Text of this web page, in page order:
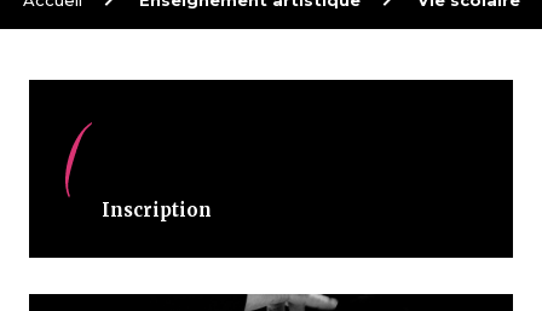
Fil
d'Arianne
Inscription